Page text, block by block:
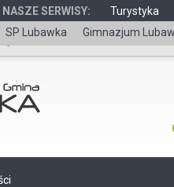
NASZE SERWISY: Turystyka
SP Lubawka Gimnazjum